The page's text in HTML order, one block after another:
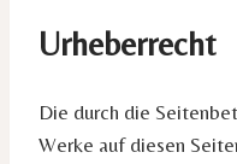
Urheberrecht
Die durch die
Werke auf diesen